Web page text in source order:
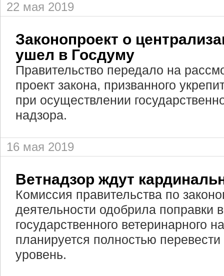
22 мая 2019
Законопроект о
ушел в Госдуму
Правительство передало на
проект закона, призванного
при осуществлении
надзора.
16 мая 2019
Ветнадзор ждут
Комиссия правительства по
деятельности одобрила поправки
государственного ветеринарного
планируется полностью
уровень.